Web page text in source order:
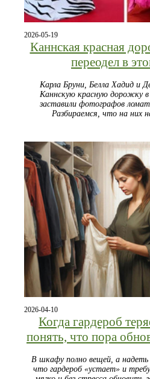
2026-05-19
Каннская красная
переодел в
Карла Бруни, Белла Хадид и
Каннскую красную дорожку
заставили фотографов
Разбираемся, что на них
2026-04-10
Когда гардероб
понять, что пора
В шкафу полно вещей, а надеть
что гардероб «устает» и